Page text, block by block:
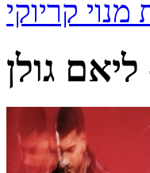
קריוקי
ליאם גולן